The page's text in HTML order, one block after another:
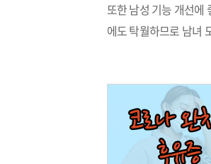
또한 남성 기능 개선에
에도 탁월하므로 남녀